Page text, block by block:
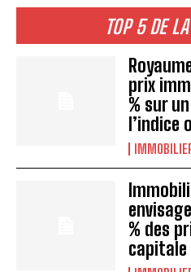
TOP 5 DE
prix
% sur
l’indice
% des
capitale